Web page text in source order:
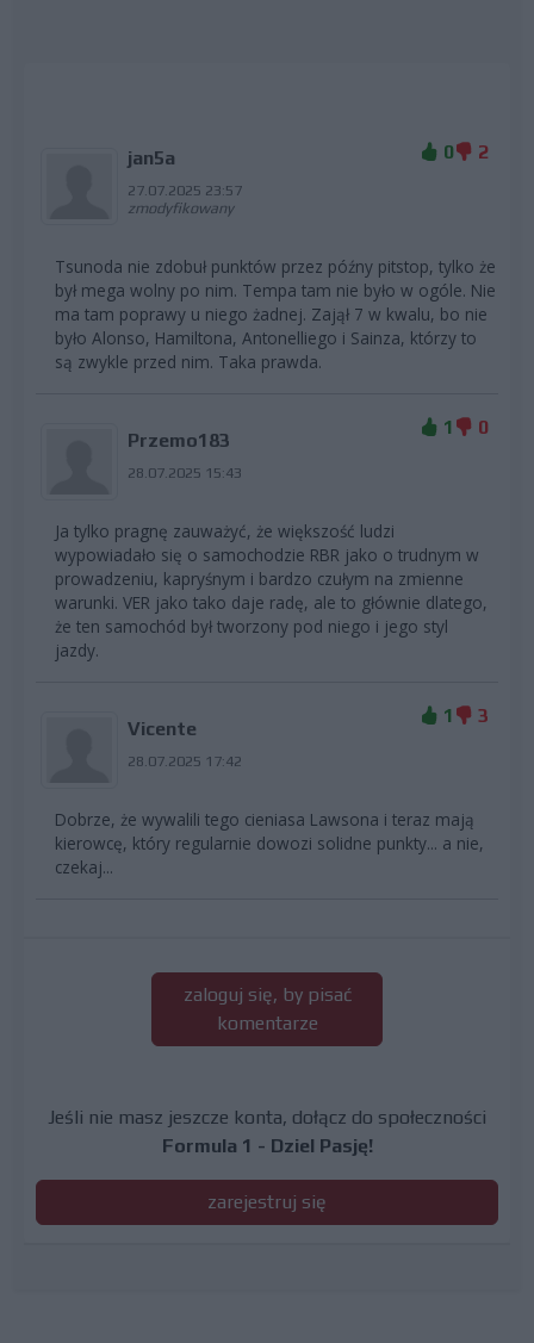
jan5a
27.07.2025 23:57
zmodyfikowany
0 2
Tsunoda nie zdobuł punktów przez późny pitstop, tylko że
był mega wolny po nim. Tempa tam nie było w ogóle. Nie
ma tam poprawy u niego żadnej. Zajął 7 w kwalu, bo nie
było Alonso, Hamiltona, Antonelliego i Sainza, którzy to
są zwykle przed nim. Taka prawda.
Przemo183
28.07.2025 15:43
1 0
Ja tylko pragnę zauważyć, że większość ludzi
wypowiadało się o samochodzie RBR jako o trudnym w
prowadzeniu, kapryśnym i bardzo czułym na zmienne
warunki. VER jako tako daje radę, ale to głównie dlatego,
że ten samochód był tworzony pod niego i jego styl
jazdy.
Vicente
28.07.2025 17:42
1 3
Dobrze, że wywalili tego cieniasa Lawsona i teraz mają
kierowcę, który regularnie dowozi solidne punkty... a nie,
czekaj...
zaloguj się, by pisać
komentarze
Jeśli nie masz jeszcze konta, dołącz do społeczności
Formula 1 - Dziel Pasję!
zarejestruj się